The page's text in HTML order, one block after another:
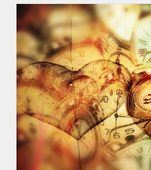
La
Initiation à la
LMMA –